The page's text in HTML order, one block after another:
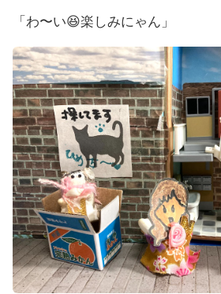
「わ〜い😆楽しみにゃん」